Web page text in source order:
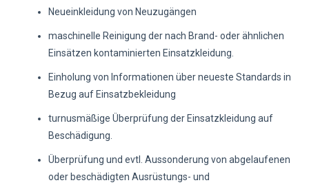
Neueinkleidung von Neuzugängen
maschinelle Reinigung der nach Brand- oder ähnlichen
Einsätzen kontaminierten Einsatzkleidung.
Einholung von Informationen über neueste Standards in
Bezug auf Einsatzbekleidung
turnusmäßige Überprüfung der Einsatzkleidung auf
Beschädigung.
Überprüfung und evtl. Aussonderung von abgelaufenen
oder beschädigten Ausrüstungs- und